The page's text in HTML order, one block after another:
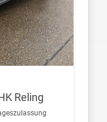
Reling